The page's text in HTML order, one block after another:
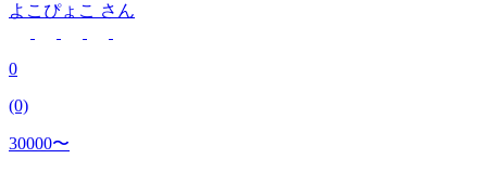
よこぴょこ さん
0
(0)
30000〜